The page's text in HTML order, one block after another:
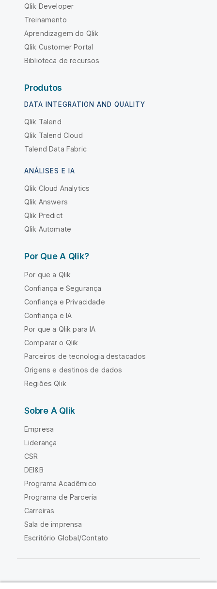
Qlik Developer
Treinamento
Aprendizagem do Qlik
Qlik Customer Portal
Biblioteca de recursos
Produtos
DATA INTEGRATION AND QUALITY
Qlik Talend
Qlik Talend Cloud
Talend Data Fabric
ANÁLISES E IA
Qlik Cloud Analytics
Qlik Answers
Qlik Predict
Qlik Automate
Por Que A Qlik?
Por que a Qlik
Confiança e Segurança
Confiança e Privacidade
Confiança e IA
Por que a Qlik para IA
Comparar o Qlik
Parceiros de tecnologia destacados
Origens e destinos de dados
Regiões Qlik
Sobre A Qlik
Empresa
Liderança
CSR
DEI&B
Programa Acadêmico
Programa de Parceria
Carreiras
Sala de imprensa
Escritório Global/Contato